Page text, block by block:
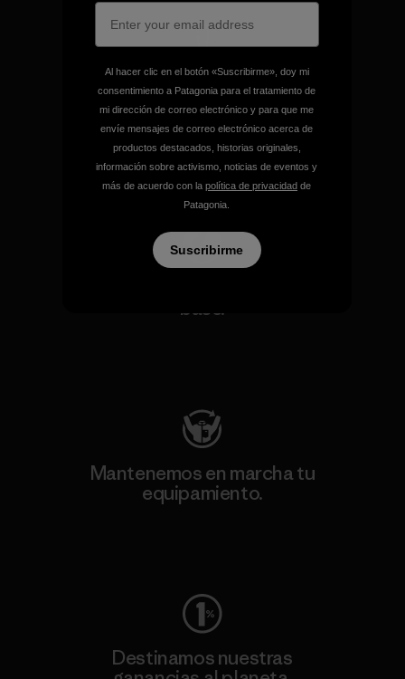
Asumimos la
responsabilidad de nuestro
impacto.
Descubre nuestra contribución
base.
Mantenemos en marcha tu
equipamiento.
Destinamos nuestras
Al hacer clic en el botón «Suscribirme», doy mi
consentimiento a Patagonia para el tratamiento de
mi dirección de correo electrónico y para que me
envíe mensajes de correo electrónico acerca de
productos destacados, historias originales,
información sobre activismo, noticias de eventos y
más de acuerdo con la política de privacidad de
Patagonia.
Suscribirme